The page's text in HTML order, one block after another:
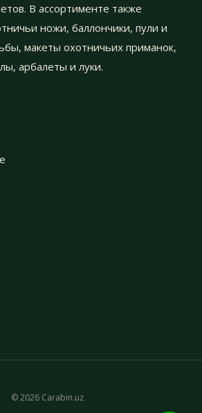
В ассортименте также
ножи, баллончики, пули и
макеты охотничьих приманок,
арбалеты и луки.
© 2026 Carabin.uz